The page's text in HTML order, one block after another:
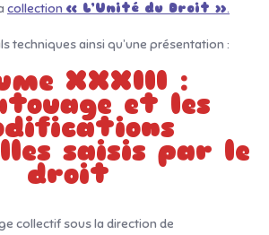
collection « L’Unité du Droit ».
techniques ainsi qu’une présentation :
XXXIII :
et les
saisis par le
droit
collectif sous la direction de